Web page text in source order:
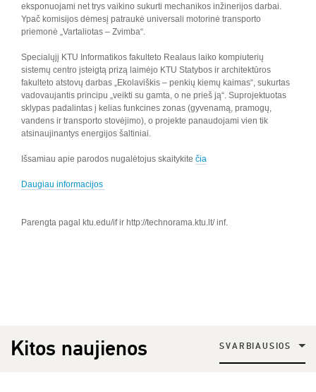
eksponuojami net trys vaikino sukurti mechanikos inžinerijos darbai.
Ypač komisijos dėmesį patraukė universali motorinė transporto
priemonė „Vartaliotas – Zvimba“.
Specialųjį KTU Informatikos fakulteto Realaus laiko kompiuterių
sistemų centro įsteigtą prizą laimėjo KTU Statybos ir architektūros
fakulteto atstovų darbas „Ekolaviškis – penkių kiemų kaimas“, sukurtas
vadovaujantis principu „veikti su gamta, o ne prieš ją“. Suprojektuotas
sklypas padalintas į kelias funkcines zonas (gyvenamą, pramogų,
vandens ir transporto stovėjimo), o projekte panaudojami vien tik
atsinaujinantys energijos šaltiniai.
Išsamiau apie parodos nugalėtojus skaitykite čia
Daugiau informacijos
Parengta pagal ktu.edu/if ir http://technorama.ktu.lt/ inf.
Kitos naujienos SVARBIAUSIOS